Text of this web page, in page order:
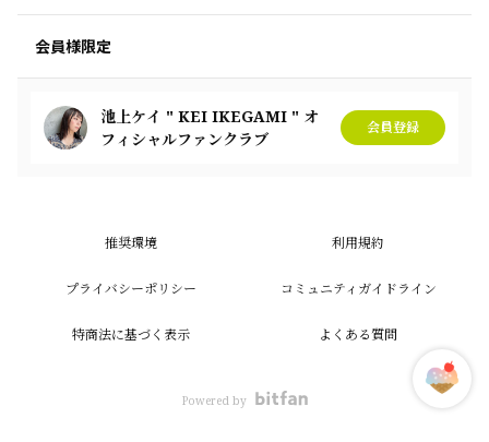
会員様限定
池上ケイ " KEI IKEGAMI " オ
フィシャルファンクラブ
会員登録
推奨環境 利用規約
プライバシーポリシー コミュニティガイドライン
特商法に基づく表示 よくある質問
Powered by